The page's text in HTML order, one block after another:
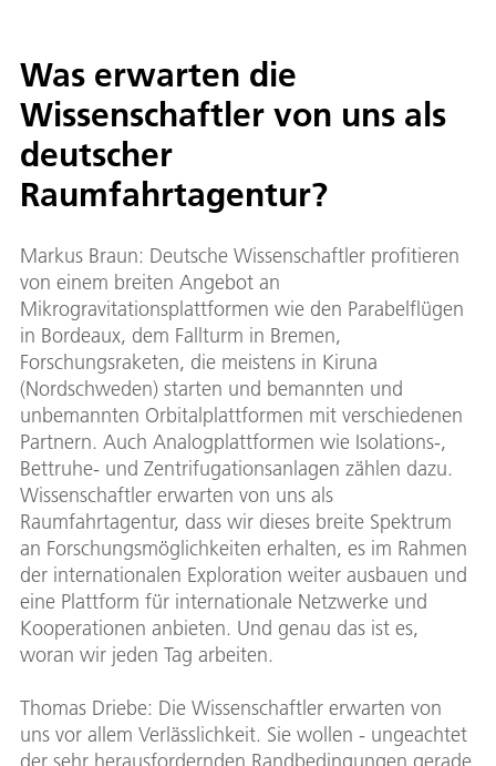
Was erwarten die
Wissenschaftler von uns als
deutscher
Raumfahrtagentur?
Markus Braun: Deutsche Wissenschaftler profitieren
von einem breiten Angebot an
Mikrogravitationsplattformen wie den Parabelflügen
in Bordeaux, dem Fallturm in Bremen,
Forschungsraketen, die meistens in Kiruna
(Nordschweden) starten und bemannten und
unbemannten Orbitalplattformen mit verschiedenen
Partnern. Auch Analogplattformen wie Isolations-,
Bettruhe- und Zentrifugationsanlagen zählen dazu.
Wissenschaftler erwarten von uns als
Raumfahrtagentur, dass wir dieses breite Spektrum
an Forschungsmöglichkeiten erhalten, es im Rahmen
der internationalen Exploration weiter ausbauen und
eine Plattform für internationale Netzwerke und
Kooperationen anbieten. Und genau das ist es,
woran wir jeden Tag arbeiten.
Thomas Driebe: Die Wissenschaftler erwarten von
uns vor allem Verlässlichkeit. Sie wollen - ungeachtet
der sehr herausfordernden Randbedingungen gerade